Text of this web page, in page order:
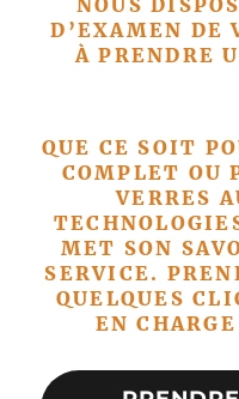
NOUS
D’EXAMEN DE
À PRENDRE
QUE CE SOIT
COMPLET OU
VERRES
MET SON
SERVICE.
QUELQUES
EN